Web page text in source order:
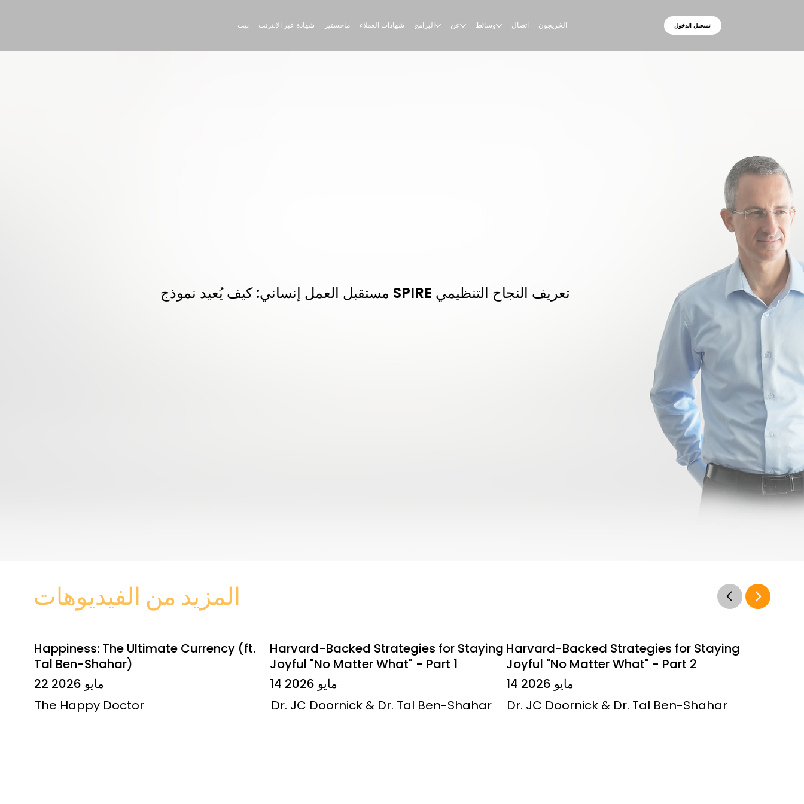
بيت شهادة عبر الإنترنت ماجستير شهادات العملاء البرامج عن وسائط اتصال الخريجون تسجيل الدخول
مستقبل العمل إنساني: كيف يُعيد نموذج SPIRE تعريف النجاح التنظيمي
المزيد من الفيديوهات
Happiness: The Ultimate Currency (ft.
Tal Ben-Shahar)
22 مايو 2026
The Happy Doctor
Harvard-Backed Strategies for Staying
Joyful "No Matter What" - Part 1
14 مايو 2026
Dr. JC Doornick & Dr. Tal Ben-Shahar
Harvard-Backed Strategies for Staying
Joyful "No Matter What" - Part 2
14 مايو 2026
Dr. JC Doornick & Dr. Tal Ben-Shahar